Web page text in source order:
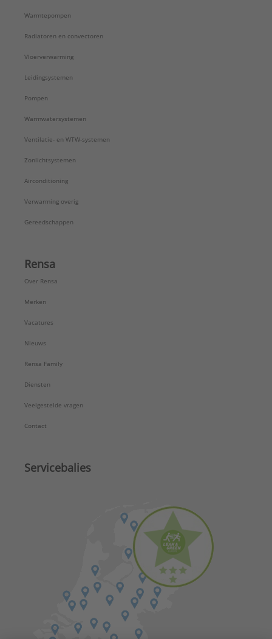
Warmtepompen
Radiatoren en convectoren
Vloerverwarming
Leidingsystemen
Pompen
Warmwatersystemen
Ventilatie- en WTW-systemen
Zonlichtsystemen
Airconditioning
Verwarming overig
Gereedschappen
Rensa
Over Rensa
Merken
Vacatures
Nieuws
Rensa Family
Diensten
Veelgestelde vragen
Contact
Servicebalies